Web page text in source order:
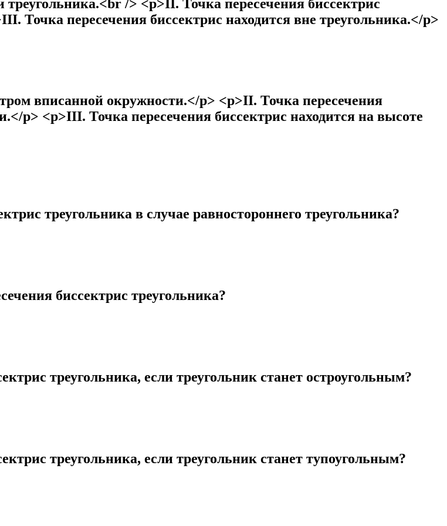
треугольника.<br /> <p>II. Точка пересечения биссектрис
Точка пересечения биссектрис находится вне треугольника.</p>
вписанной окружности.</p> <p>II. Точка пересечения
p> <p>III. Точка пересечения биссектрис находится на высоте
треугольника в случае равностороннего треугольника?
биссектрис треугольника?
треугольника, если треугольник станет остроугольным?
треугольника, если треугольник станет тупоугольным?